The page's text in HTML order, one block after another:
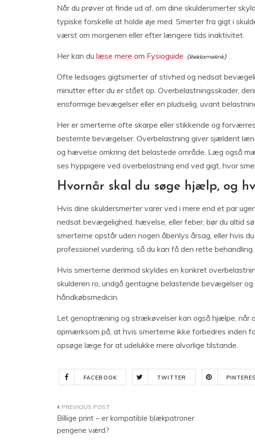
Når du prøver at finde ud af, om dine skuldersmerter
typiske forskelle at holde øje med. Smerter fra gigt i
værst om morgenen eller efter længere tids inaktivitet.
Her kan du læse mere om Fysioguide .
Ofte ledsages gigtsmerter af stivhed og nedsat
minutter efter du er stået op. Overbelastningsskader,
ensformige bevægelser eller en pludselig, uvant
Her er smerterne ofte skarpe eller stikkende og
bestemte bevægelser. Overbelastning giver sjældent
og hævelse omkring det belastede område. Læg også
ses hyppigere ved overbelastning end ved gigt, hvor
Hvornår skal du søge hjælp, og
Hvis dine skuldersmerter varer ved i mere end et par
nedsat bevægelighed, hævelse, eller feber, bør du altid
smerterne opstår uden nogen åbenlys årsag, eller hvis
professionel vurdering, så du kan få den rette behandling.
Hvis smerterne derimod skyldes en konkret
skulderen ro, undgå gentagne belastende bevægelser
håndkøbsmedicin.
Let genoptræning og strækøvelser kan også hjælpe, når
opmærksom på, at hvis smerterne ikke forbedres inden
opsøge læge for at udelukke mere alvorlige tilstande.
FACEBOOK TWITTER
Indlægsnavigation
Billige print – er kompatible blækpatroner
pengene værd?